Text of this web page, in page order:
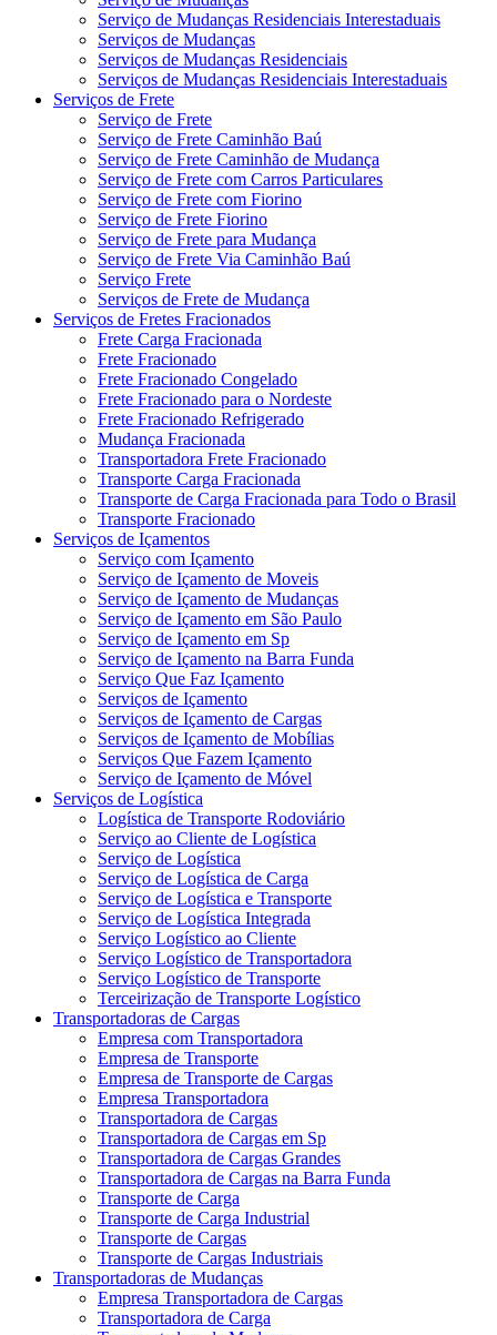
Serviço de Mudanças Residenciais Interestaduais
Serviços de Mudanças
Serviços de Mudanças Residenciais
Serviços de Mudanças Residenciais Interestaduais
Serviços de Frete
Serviço de Frete
Serviço de Frete Caminhão Baú
Serviço de Frete Caminhão de Mudança
Serviço de Frete com Carros Particulares
Serviço de Frete com Fiorino
Serviço de Frete Fiorino
Serviço de Frete para Mudança
Serviço de Frete Via Caminhão Baú
Serviço Frete
Serviços de Frete de Mudança
Serviços de Fretes Fracionados
Frete Carga Fracionada
Frete Fracionado
Frete Fracionado Congelado
Frete Fracionado para o Nordeste
Frete Fracionado Refrigerado
Mudança Fracionada
Transportadora Frete Fracionado
Transporte Carga Fracionada
Transporte de Carga Fracionada para Todo o Brasil
Transporte Fracionado
Serviços de Içamentos
Serviço com Içamento
Serviço de Içamento de Moveis
Serviço de Içamento de Mudanças
Serviço de Içamento em São Paulo
Serviço de Içamento em Sp
Serviço de Içamento na Barra Funda
Serviço Que Faz Içamento
Serviços de Içamento
Serviços de Içamento de Cargas
Serviços de Içamento de Mobílias
Serviços Que Fazem Içamento
Serviço de Içamento de Móvel
Serviços de Logística
Logística de Transporte Rodoviário
Serviço ao Cliente de Logística
Serviço de Logística
Serviço de Logística de Carga
Serviço de Logística e Transporte
Serviço de Logística Integrada
Serviço Logístico ao Cliente
Serviço Logístico de Transportadora
Serviço Logístico de Transporte
Terceirização de Transporte Logístico
Transportadoras de Cargas
Empresa com Transportadora
Empresa de Transporte
Empresa de Transporte de Cargas
Empresa Transportadora
Transportadora de Cargas
Transportadora de Cargas em Sp
Transportadora de Cargas Grandes
Transportadora de Cargas na Barra Funda
Transporte de Carga
Transporte de Carga Industrial
Transporte de Cargas
Transporte de Cargas Industriais
Transportadoras de Mudanças
Empresa Transportadora de Cargas
Transportadora de Carga